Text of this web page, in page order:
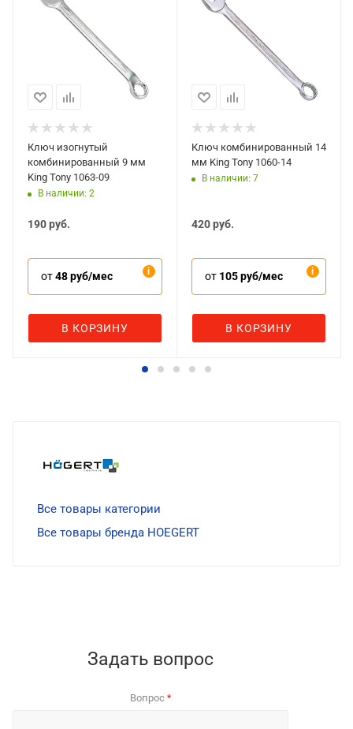
Ключ изогнутый
комбинированный 9 мм
King Tony 1063-09
В наличии: 2
190руб.
от48 руб/мес
В КОРЗИНУ
Ключ комбинированный 14
мм King Tony 1060-14
В наличии: 7
420руб.
от 105 руб/мес
В КОРЗИНУ
Все товары категории
Все товары бренда HOEGERT
Задать вопрос
Вопрос *